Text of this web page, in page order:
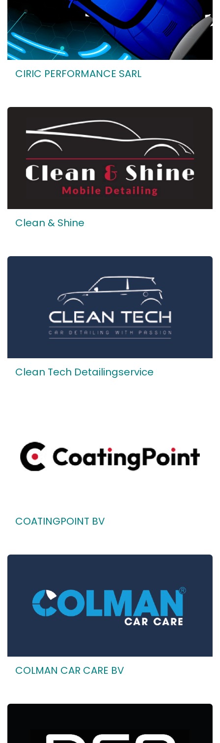
CIRIC PERFORMANCE SARL
Clean & Shine
Clean Tech Detailingservice
COATINGPOINT BV
COLMAN CAR CARE BV